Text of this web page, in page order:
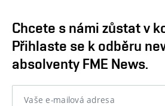
Chcete s námi zůstat v
Přihlaste se k odběru
absolventy FME News.
Vaše e-mailová adresa